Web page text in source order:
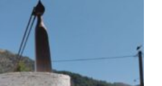
Το 26ο Φεστιβάλ
ταξίδεψε το κοινό
παράδοσης